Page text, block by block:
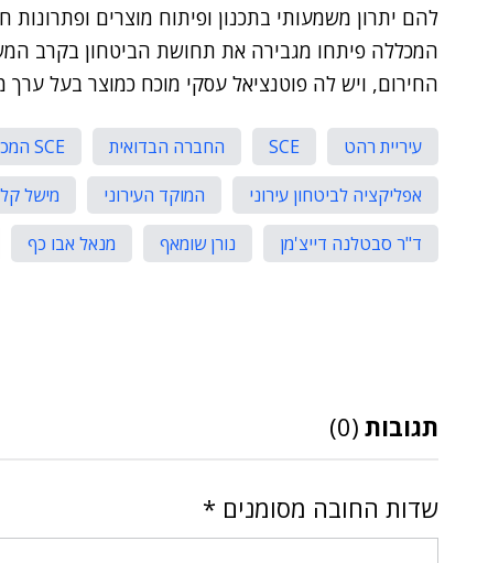
להם יתרון משמעותי בתכנון ופיתוח מוצרים
המכללה פיתחו מגבירה את תחושת הביטחון בקרב
החירום, ויש לה פוטנציאל עסקי מוכח כמוצר בעל ערך
עיריית רהט SCE החברה הבדואית SCE המכללה האקדמית להנדסה ע"ש סמי שמעון
אפליקציה לביטחון עירוני
המוקד העירוני מישל
ד"ר סבטלנה דייצ'מן
נורן שומאף מנאל אבו כף
תגובות (0)
שדות החובה מסומנים *